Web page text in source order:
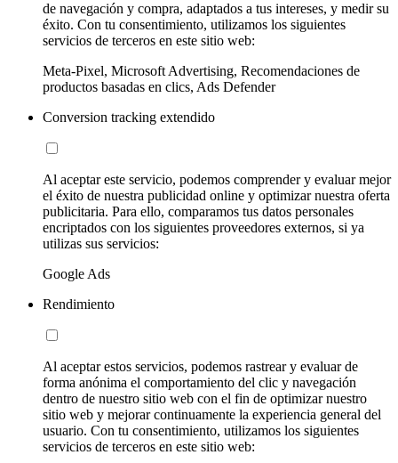
de navegación y compra, adaptados a tus intereses, y medir su
éxito. Con tu consentimiento, utilizamos los siguientes
servicios de terceros en este sitio web:
Meta-Pixel, Microsoft Advertising, Recomendaciones de
productos basadas en clics, Ads Defender
Conversion tracking extendido
Al aceptar este servicio, podemos comprender y evaluar mejor
el éxito de nuestra publicidad online y optimizar nuestra oferta
publicitaria. Para ello, comparamos tus datos personales
encriptados con los siguientes proveedores externos, si ya
utilizas sus servicios:
Google Ads
Rendimiento
Al aceptar estos servicios, podemos rastrear y evaluar de
forma anónima el comportamiento del clic y navegación
dentro de nuestro sitio web con el fin de optimizar nuestro
sitio web y mejorar continuamente la experiencia general del
usuario. Con tu consentimiento, utilizamos los siguientes
servicios de terceros en este sitio web: